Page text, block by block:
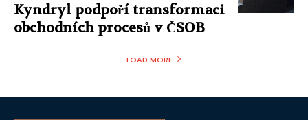
Kyndryl podpoří transformaci
obchodních procesů v ČSOB
LOAD MORE